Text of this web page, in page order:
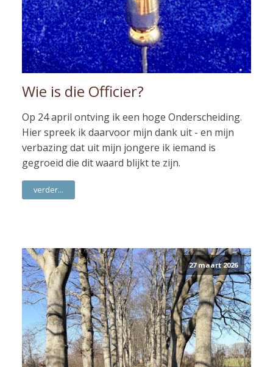
Wie is die Officier?
Op 24 april ontving ik een hoge Onderscheiding.
Hier spreek ik daarvoor mijn dank uit - en mijn
verbazing dat uit mijn jongere ik iemand is
gegroeid die dit waard blijkt te zijn.
verder...
27 maart 2026